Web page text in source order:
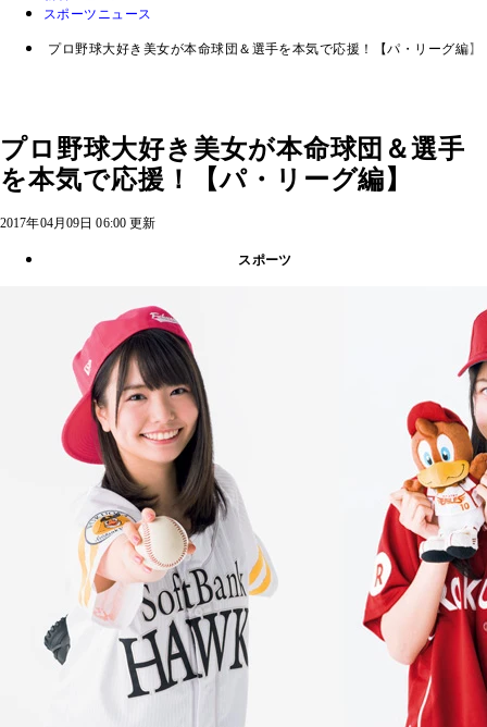
スポーツニュース
プロ野球大好き美女が本命球団＆選手を本気で応援！【パ・リーグ編】
プロ野球大好き美女が本命球団＆選手
を本気で応援！【パ・リーグ編】
2017年04月09日 06:00 更新
スポーツ